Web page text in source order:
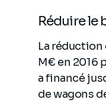
Réduire le
La réduction
M€ en 2016
a financé
de wagons